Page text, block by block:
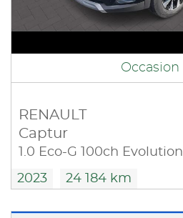
Occasion
RENAULT
Captur
1.0 Eco-G 100ch Evolution
2023 24 184 km